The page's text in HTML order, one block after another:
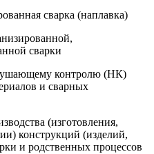
сварка (наплавка)
сварки
контролю (НК)
и сварных
(изготовления,
конструкций (изделий,
и родственных процессов